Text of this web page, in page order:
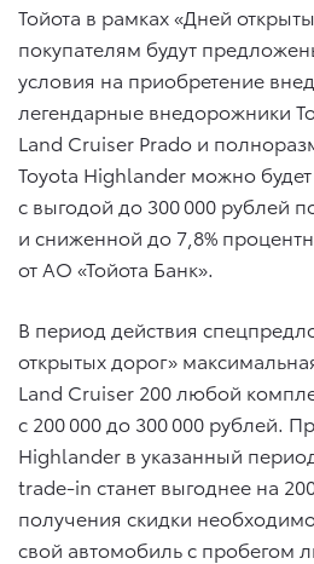
Тойота в рамках «Дней
покупателям будут
условия на приобретение
легендарные внедорожники
Land Cruiser Prado и
Toyota Highlander можно
с выгодой до 300 000 рублей
и сниженной до 7,8%
от АО «Тойота Банк».
В период действия
открытых дорог»
Land Cruiser 200 любой
с 200 000 до 300 000 рублей.
Highlander в указанный
trade-in станет выгоднее на
получения скидки
свой автомобиль с пробегом